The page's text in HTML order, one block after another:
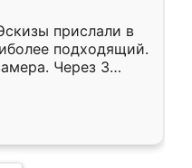
прислали в
подходящий.
Через 3
Остались
Ренессанс